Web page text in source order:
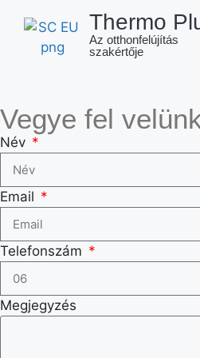
Thermo
Az otthonfelújítás
szakértője
Vegye fel
Név
Email
Telefonszám
Megjegyzés